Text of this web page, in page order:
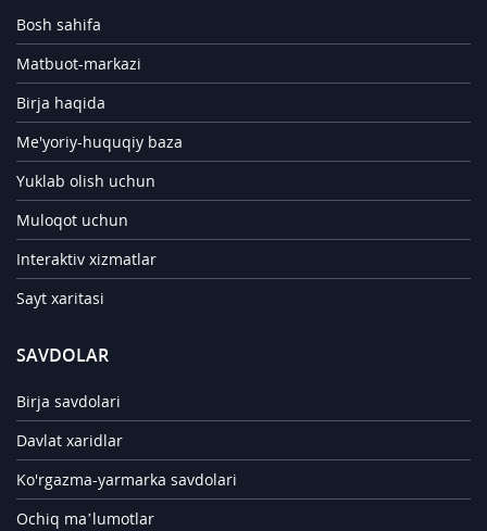
Bosh sahifa
Matbuot-markazi
Birja haqida
Me'yoriy-huquqiy baza
Yuklab olish uchun
Muloqot uchun
Interaktiv xizmatlar
Sayt xaritasi
SAVDOLAR
Birja savdolari
Davlat xaridlar
Ko'rgazma-yarmarka savdolari
Ochiq ma’lumotlar